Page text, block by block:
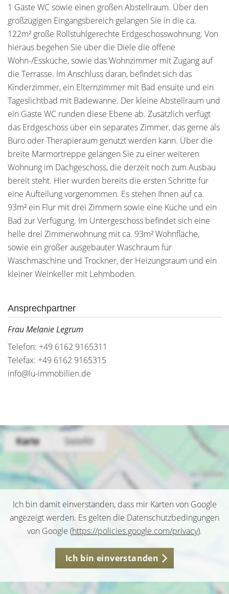
1 Gäste WC sowie einen großen Abstellraum. Über den
großzügigen Eingangsbereich gelangen Sie in die ca.
122m² große Rollstuhlgerechte Erdgeschosswohnung. Von
hieraus begehen Sie über die Diele die offene
Wohn-/Essküche, sowie das Wohnzimmer mit Zugang auf
die Terrasse. Im Anschluss daran, befindet sich das
Kinderzimmer, ein Elternzimmer mit Bad ensuite und ein
Tageslichtbad mit Badewanne. Der kleine Abstellraum und
ein Gäste WC runden diese Ebene ab. Zusätzlich verfügt
das Erdgeschoss über ein separates Zimmer, das gerne als
Büro oder Therapieraum genutzt werden kann. Über die
breite Marmortreppe gelangen Sie zu einer weiteren
Wohnung im Dachgeschoss, die derzeit noch zum Ausbau
bereit steht. Hier wurden bereits die ersten Schritte für
eine Aufteilung vorgenommen. Es stehen Ihnen auf ca.
93m² ein Flur mit drei Zimmern sowie eine Küche und ein
Bad zur Verfügung. Im Untergeschoss befindet sich eine
helle drei Zimmerwohnung mit ca. 93m² Wohnfläche,
sowie ein großer ausgebauter Waschraum für
Waschmaschine und Trockner, der Heizungsraum und ein
kleiner Weinkeller mit Lehmboden.
Ansprechpartner
Frau Melanie Legrum
Telefon: +49 6162 9165311
Telefax: +49 6162 9165315
info@lu-immobilien.de
Ich bin damit einverstanden, dass mir Karten von Google
angezeigt werden. Es gelten die Datenschutzbedingungen
von Google (https://policies.google.com/privacy).
Ich bin einverstanden